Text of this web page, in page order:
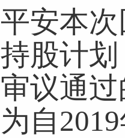
本次
股计
议通
自